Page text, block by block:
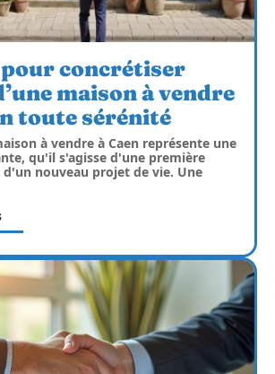
pour concrétiser
maison à vendre
toute sérénité
à vendre à Caen représente une
qu'il s'agisse d'une première
nouveau projet de vie. Une